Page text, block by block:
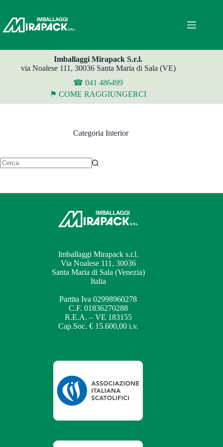
contenuto
Imballaggi Mirapack S.r.l.
via Noalese 111, 30036 Santa Maria di Sala (VE)
☎ 041 486499
⚑ COME RAGGIUNGERCI
Categoria Interior
Imballaggi Mirapack s.r.l.
Via Noalese 111, 30036
Santa Maria di Sala (Venezia)
Italia
Partita Iva 02998960278
C.F. 01836270288
R.E.A. – VE 183155
Cap.Soc. € 15.600,00 i.v.